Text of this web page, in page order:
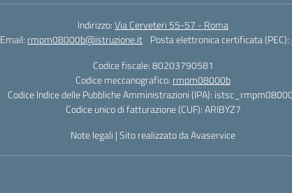
Indirizzo:Via Cerveteri 55-57 - Roma
Email: rmpm08000b@istruzione.it Posta elettronica certificata (PEC):
Codice fiscale: 80203790581
Codice meccanografico: rmpm08000b
Codice Indice delle Pubbliche Amministrazioni (IPA):
Codice unico di fatturazione (CUF): ARIBYZ7
Note legali |Sito realizzato da Avaservice